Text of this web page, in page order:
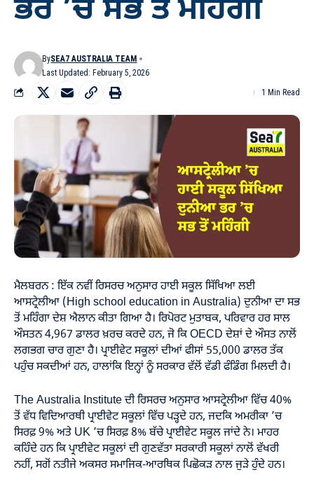
ਭਰ ’ਚ ਸਭ ਤੋਂ ਮਹਿੰਗੀ
Last Updated: February 5, 2026
BySEA7 AUSTRALIA TEAM
1 Min Read
ਮੈਲਬਰਨ : ਇੱਕ ਨਵੀਂ ਰਿਸਰਚ ਅਨੁਸਾਰ ਹਾਈ ਸਕੂਲ ਸਿੱਖਿਆ ਲਈ
ਆਸਟ੍ਰੇਲੀਆ (High school education in Australia) ਦੁਨੀਆ ਦਾ ਸਭ
ਤੋਂ ਮਹਿੰਗਾ ਦੇਸ਼ ਐਲਾਨ ਕੀਤਾ ਗਿਆ ਹੈ। ਰਿਪੋਰਟ ਮੁਤਾਬਕ, ਪਰਿਵਾਰ ਹਰ ਸਾਲ
ਔਸਤਨ 4,967 ਡਾਲਰ ਖ਼ਰਚ ਕਰਦੇ ਹਨ, ਜੋ ਕਿ OECD ਦੇਸ਼ਾਂ ਦੇ ਔਸਤ ਨਾਲੋਂ
ਲਗਭਗ ਚਾਰ ਗੁਣਾ ਹੈ। ਪ੍ਰਾਈਵੇਟ ਸਕੂਲਾਂ ਦੀਆਂ ਫੀਸਾਂ 55,000 ਡਾਲਰ ਤੱਕ
ਪਹੁੰਚ ਸਕਦੀਆਂ ਹਨ, ਹਾਲਾਂਕਿ ਇਨ੍ਹਾਂ ਨੂੰ ਸਰਕਾਰ ਵੱਲੋਂ ਵੱਡੀ ਫੰਡਿੰਗ ਮਿਲਦੀ ਹੈ।
The Australia Institute ਦੀ ਰਿਸਰਚ ਅਨੁਸਾਰ ਆਸਟ੍ਰੇਲੀਆ ਵਿੱਚ 40%
ਤੋਂ ਵੱਧ ਵਿਦਿਆਰਥੀ ਪ੍ਰਾਈਵੇਟ ਸਕੂਲਾਂ ਵਿੱਚ ਪੜ੍ਹਦੇ ਹਨ, ਜਦਕਿ ਅਮਰੀਕਾ ’ਚ
ਸਿਰਫ਼ 9% ਅਤੇ UK ’ਚ ਸਿਰਫ਼ 8% ਬੱਚੇ ਪ੍ਰਾਈਵੇਟ ਸਕੂਲ ਜਾਂਦੇ ਨੇ। ਮਾਹਰ
ਕਹਿੰਦੇ ਹਨ ਕਿ ਪ੍ਰਾਈਵੇਟ ਸਕੂਲਾਂ ਦੀ ਗੁਣਵੱਤਾ ਸਰਕਾਰੀ ਸਕੂਲਾਂ ਨਾਲੋਂ ਵੱਖਰੀ
ਨਹੀਂ, ਸਗੋਂ ਨਤੀਜੇ ਅਕਸਰ ਸਮਾਜਿਕ-ਆਰਥਿਕ ਪਿਛੋਕੜ ਨਾਲ ਜੁੜੇ ਹੁੰਦੇ ਹਨ।